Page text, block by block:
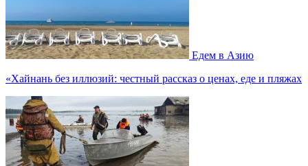
Едем в Азию
«Хайнань без иллюзий: честный рассказ о ценах, еде и пляжах